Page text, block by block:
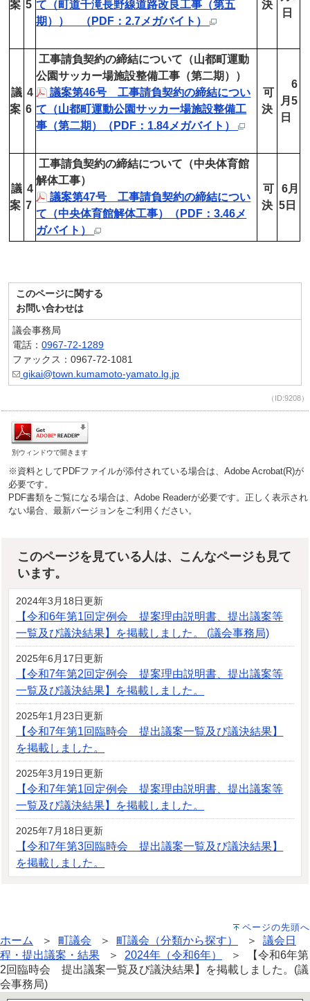
案 5 て（町道千滝長野線道路改良工事（第五
期）） （PDF：2.7メガバイト）
決
日
議
案
4
6
工事請負契約の締結について（山都町運動
公園サッカー場施設整備工事（第二期））
議案第46号 工事請負契約の締結につい
て（山都町運動公園サッカー場施設整備工
事（第二期）（PDF：1.84メガバイト）
可
決
6
月5
日
議
案
4
7
工事請負契約の締結について（中央体育館
解体工事）
議案第47号 工事請負契約の締結につい
て（中央体育館解体工事）（PDF：3.46メ
ガバイト）
可
決
6月
5日
このページに関する
お問い合わせは
議会事務局
電話：0967-72-1289
ファックス：0967-72-1081
gikai@town.kumamoto-yamato.lg.jp
（ID:9208）
別ウィンドウで開きます
※資料としてPDFファイルが添付されている場合は、Adobe Acrobat(R)が
必要です。
PDF書類をご覧になる場合は、Adobe Readerが必要です。正しく表示され
ない場合、最新バージョンをご利用ください。
このページを見ている人は、こんなページも見て
います。
2024年3月18日更新
【令和6年第1回定例会 提案理由説明書、提出議案等
一覧及び議決結果】を掲載しました。 (議会事務局)
2025年6月17日更新
【令和7年第2回定例会 提案理由説明書、提出議案等
一覧及び議決結果】を掲載しました。
2025年1月23日更新
【令和7年第1回臨時会 提出議案一覧及び議決結果】
を掲載しました。
2025年3月19日更新
【令和7年第1回定例会 提案理由説明書、提出議案等
一覧及び議決結果】を掲載しました。
2025年7月18日更新
【令和7年第3回臨時会 提出議案一覧及び議決結果】
を掲載しました。
ページの先頭へ
ホーム ＞ 町議会 ＞ 町議会（分類から探す） ＞ 議会日
程・提出議案・結果 ＞ 2024年（令和6年）
＞ 【令和6年第
2回臨時会 提出議案一覧及び議決結果】を掲載しました。(議
会事務局)